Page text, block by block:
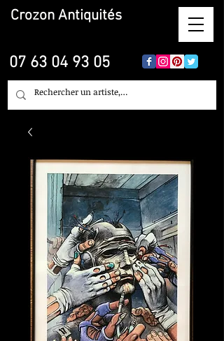
Crozon Antiquités
07 63 04 93 05